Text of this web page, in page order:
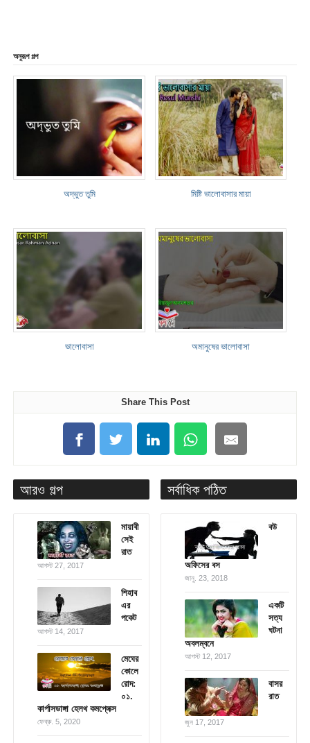
অনুরূপ গল্প
অদ্ভুত তুমি মিষ্টি ভালোবাসার মায়া
ভালোবাসা অমানুষের ভালোবাসা
Share This Post
আরও গল্প
মায়াবী
সেই
রাত
আগস্ট 27, 2017
শিহাব
এর
পকেট
আগস্ট 14, 2017
মেঘের
কোলে
রোদ:
০১.
কার্পাসডাঙ্গা হেলথ কমপ্লেক্স
ফেব্রু. 5, 2020
সর্বাধিক পঠিত
বউ
অফিসের বস
জানু. 23, 2018
একটি
সত্য
ঘটনা
অবলম্বনে
আগস্ট 12, 2017
বাসর
রাত
জুন 17, 2017